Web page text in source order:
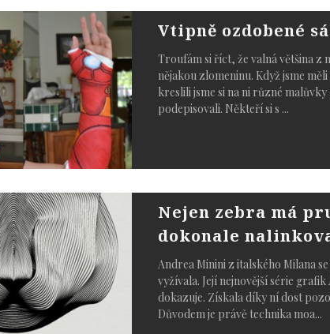
Vtipně ozdobené
Troufám si říct, že valná většina z
nějakou zlomeninu. Když jsme
kreslili jsme si na ni různé malůvky
podepisovali. Někteří si s ...
Nejen zebra má
dokonale
Andrea Minini z italského Milana
vyžívala. Její nejnovější série
dokazuje. Získala díky ní dost
Důvodem je právě technika moa...